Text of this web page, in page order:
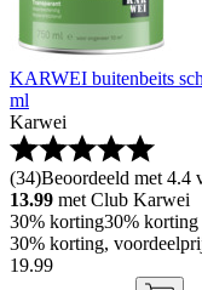
KARWEI buitenbeits
ml
Karwei
(34)Beoordeeld met 4.4
13.99 met Club Karwei
30% korting30% korting
30% korting,
19.99